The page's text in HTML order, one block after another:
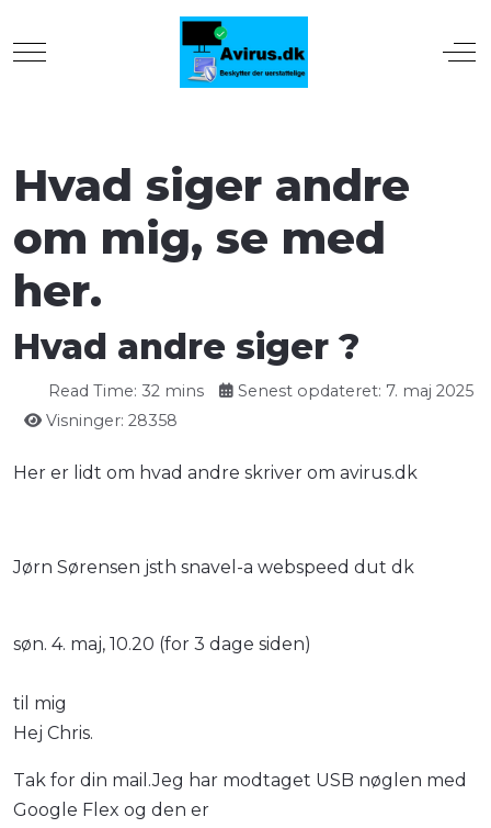
Mobile Menu Toggle
Hvad siger andre
om mig, se med
her.
Hvad andre siger ?
Read Time: 32 mins
Senest opdateret: 7. maj 2025
Visninger: 28358
Her er lidt om hvad andre skriver om avirus.dk
Jørn Sørensen jsth snavel-a webspeed dut dk
søn. 4. maj, 10.20 (for 3 dage siden)
til mig
Hej Chris.
Tak for din mail.Jeg har modtaget USB nøglen med
Google Flex og den er